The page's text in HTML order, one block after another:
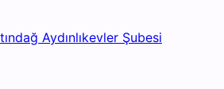
Aydınlıkevler Şubesi